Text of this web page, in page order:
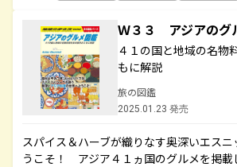
Ｗ３３ アジアのグ
４１の国と地域の名物
もに解説
旅の図鑑
2025.01.23 発売
スパイス＆ハーブが織りなす奥深いエス
うこそ！ アジア４１ヵ国のグルメを掲載